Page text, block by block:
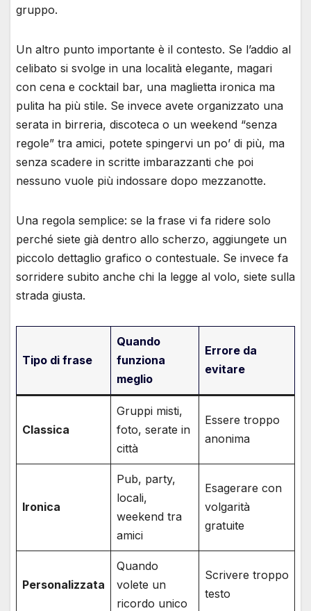
gruppo.
Un altro punto importante è il contesto. Se l’addio al
celibato si svolge in una località elegante, magari
con cena e cocktail bar, una maglietta ironica ma
pulita ha più stile. Se invece avete organizzato una
serata in birreria, discoteca o un weekend “senza
regole” tra amici, potete spingervi un po’ di più, ma
senza scadere in scritte imbarazzanti che poi
nessuno vuole più indossare dopo mezzanotte.
Una regola semplice: se la frase vi fa ridere solo
perché siete già dentro allo scherzo, aggiungete un
piccolo dettaglio grafico o contestuale. Se invece fa
sorridere subito anche chi la legge al volo, siete sulla
strada giusta.
Tipo di frase
Quando
funziona
meglio
Errore da
evitare
Classica
Gruppi misti,
foto, serate in
città
Essere troppo
anonima
Ironica
Pub, party,
locali,
weekend tra
amici
Esagerare con
volgarità
gratuite
Personalizzata
Quando
volete un
ricordo unico
Scrivere troppo
testo